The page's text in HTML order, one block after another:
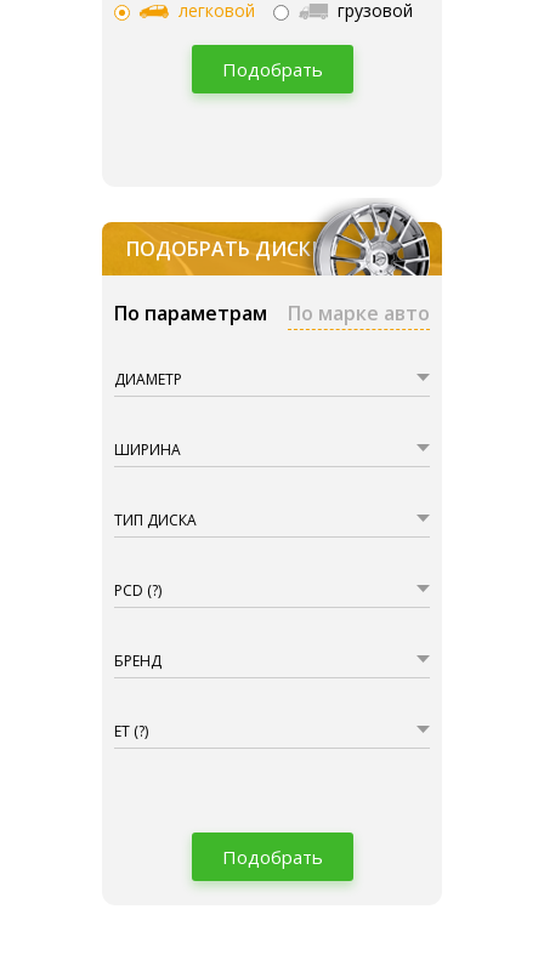
легковой грузовой
Подобрать
ПОДОБРАТЬ ДИСКИ
По параметрам По марке авто
ДИАМЕТР
ШИРИНА
ТИП ДИСКА
PCD (?)
БРЕНД
ET (?)
Подобрать